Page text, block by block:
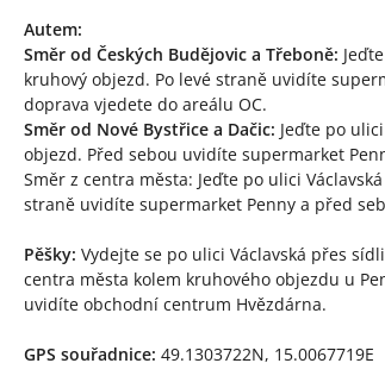
Autem:
Směr od Českých Budějovic a Třeboně:
kruhový objezd. Po levé straně uvidíte
doprava vjedete do areálu OC.
Směr od Nové Bystřice a Dačic: Jeďte po
objezd. Před sebou uvidíte supermarket
Směr z centra města: Jeďte po ulici
straně uvidíte supermarket Penny a před
Pěšky: Vydejte se po ulici Václavská přes
centra města kolem kruhového objezdu u
uvidíte obchodní centrum Hvězdárna.
GPS souřadnice: 49.1303722N, 15.0067719E